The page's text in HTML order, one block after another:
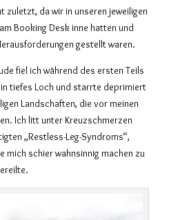
zuletzt, da wir in unseren jeweiligen
Booking Desk inne hatten und
gestellt waren.
fiel ich während des ersten Teils
tiefes Loch und starrte deprimiert
Landschaften, die vor meinen
Ich litt unter Kreuzschmerzen
„Restless-Leg-Syndroms“,
mich schier wahnsinnig machen zu